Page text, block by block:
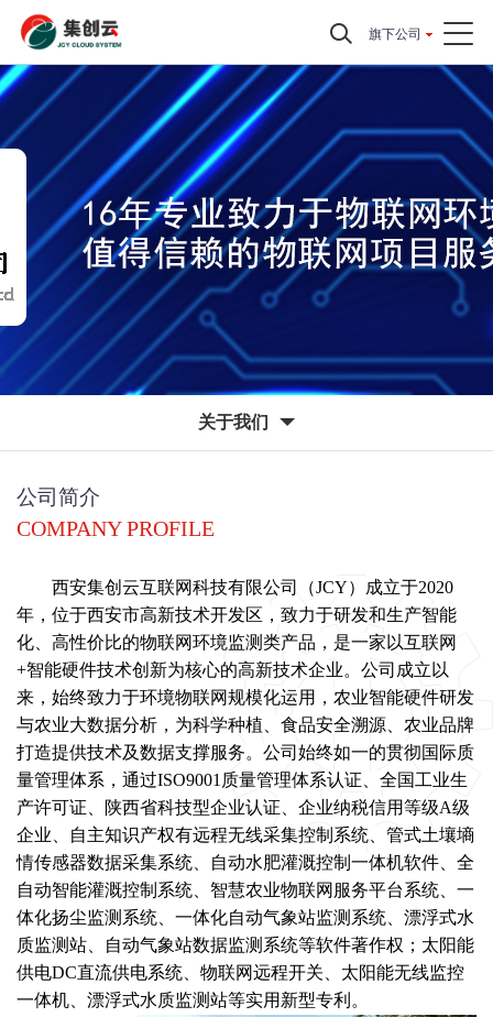
旗下公司
关于我们
公司简介
COMPANY PROFILE
西安集创云互联网科技有限公司
（JCY）成立于2020
年，位于西安市高新技术开发区，致力于研发和生产智能
化、高性价比的物联网环境监测类产品，是一家以互联网
+智能硬件技术创新为核心的高新技术企业。公司成立以
来，始终致力于环境物联网规模化运用，农业智能硬件研发
与农业大数据分析，为科学种植、食品安全溯源、农业品牌
打造提供技术及数据支撑服务。公司始终如一的贯彻国际质
量管理体系，通过ISO9001质量管理体系认证、全国工业生
产许可证、陕西省科技型企业认证、企业纳税信用等级A级
企业、自主知识产权有远程无线采集控制系统、管式土壤墒
情传感器数据采集系统、自动水肥灌溉控制一体机软件、全
自动智能灌溉控制系统、智慧农业物联网服务平台系统、一
体化扬尘监测系统、一体化自动气象站监测系统、漂浮式水
质监测站、自动气象站数据监测系统等软件著作权；太阳能
供电DC直流供电系统、物联网远程开关、太阳能无线监控
一体机、漂浮式水质监测站等实用新型专利 。